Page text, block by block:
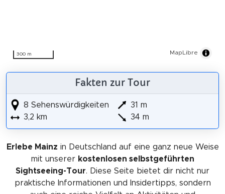
300 m MapLibre
Fakten zur Tour
8 Sehenswürdigkeiten
3,2 km
31 m
34 m
Erlebe Mainz in Deutschland auf eine ganz neue Weise
mit unserer kostenlosen selbstgeführten
Sightseeing-Tour. Diese Seite bietet dir nicht nur
praktische Informationen und Insidertipps, sondern